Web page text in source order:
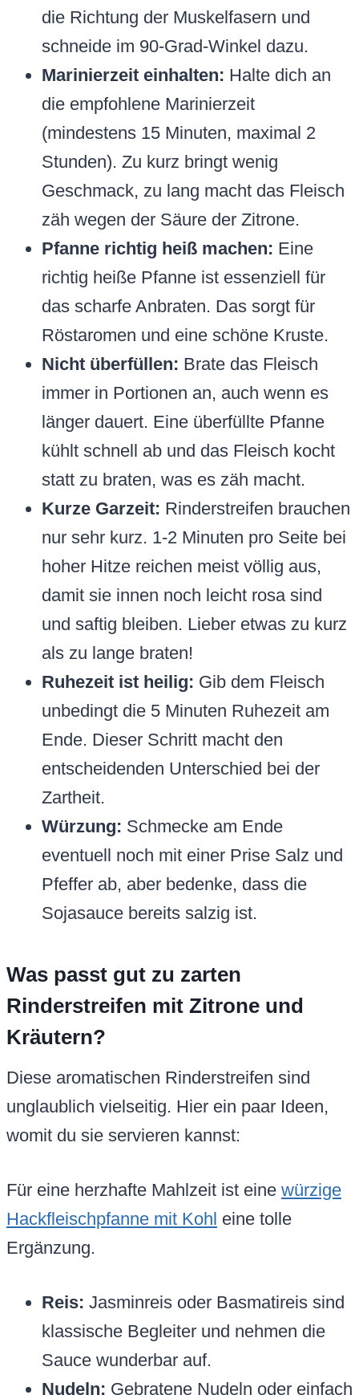
die Richtung der Muskelfasern und
schneide im 90-Grad-Winkel dazu.
Marinierzeit einhalten: Halte dich an
die empfohlene Marinierzeit
(mindestens 15 Minuten, maximal 2
Stunden). Zu kurz bringt wenig
Geschmack, zu lang macht das Fleisch
zäh wegen der Säure der Zitrone.
Pfanne richtig heiß machen: Eine
richtig heiße Pfanne ist essenziell für
das scharfe Anbraten. Das sorgt für
Röstaromen und eine schöne Kruste.
Nicht überfüllen: Brate das Fleisch
immer in Portionen an, auch wenn es
länger dauert. Eine überfüllte Pfanne
kühlt schnell ab und das Fleisch kocht
statt zu braten, was es zäh macht.
Kurze Garzeit: Rinderstreifen brauchen
nur sehr kurz. 1-2 Minuten pro Seite bei
hoher Hitze reichen meist völlig aus,
damit sie innen noch leicht rosa sind
und saftig bleiben. Lieber etwas zu kurz
als zu lange braten!
Ruhezeit ist heilig: Gib dem Fleisch
unbedingt die 5 Minuten Ruhezeit am
Ende. Dieser Schritt macht den
entscheidenden Unterschied bei der
Zartheit.
Würzung: Schmecke am Ende
eventuell noch mit einer Prise Salz und
Pfeffer ab, aber bedenke, dass die
Sojasauce bereits salzig ist.
Was passt gut zu zarten
Rinderstreifen mit Zitrone und
Kräutern?
Diese aromatischen Rinderstreifen sind
unglaublich vielseitig. Hier ein paar Ideen,
womit du sie servieren kannst:
Für eine herzhafte Mahlzeit ist eine würzige
Hackfleischpfanne mit Kohl eine tolle
Ergänzung.
Reis: Jasminreis oder Basmatireis sind
klassische Begleiter und nehmen die
Sauce wunderbar auf.
Nudeln: Gebratene Nudeln oder einfach